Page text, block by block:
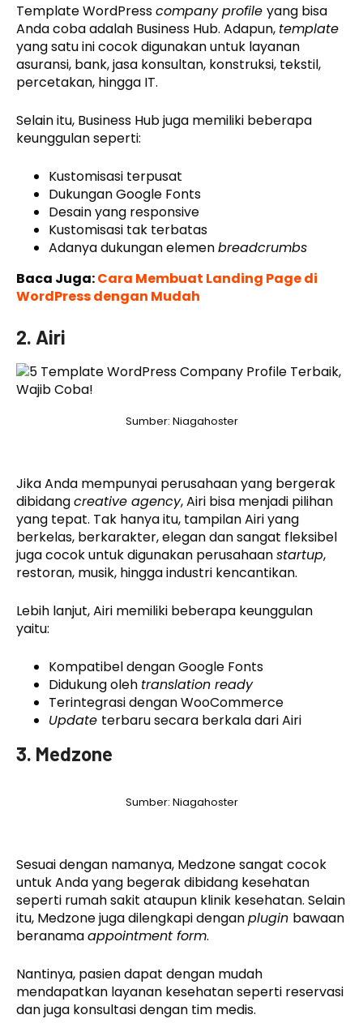
Template WordPresscompany profile yang bisa
Anda coba adalah Business Hub. Adapun, template
yang satu ini cocok digunakan untuk layanan
asuransi, bank, jasa konsultan, konstruksi, tekstil,
percetakan, hingga IT.
Selain itu, Business Hub juga memiliki beberapa
keunggulan seperti:
Kustomisasi terpusat
Dukungan Google Fonts
Desain yang responsive
Kustomisasi tak terbatas
Adanya dukungan elemenbreadcrumbs
Baca Juga:Cara Membuat Landing Page di
WordPress dengan Mudah
2. Airi
Sumber: Niagahoster
Jika Anda mempunyai perusahaan yang bergerak
dibidangcreative agency, Airi bisa menjadi pilihan
yang tepat. Tak hanya itu, tampilan Airi yang
berkelas, berkarakter, elegan dan sangat fleksibel
juga cocok untuk digunakan perusahaanstartup,
restoran, musik, hingga industri kencantikan.
Lebih lanjut, Airi memiliki beberapa keunggulan
yaitu:
Kompatibel dengan Google Fonts
Didukung oleh translation ready
Terintegrasi dengan WooCommerce
Update terbaru secara berkala dari Airi
3. Medzone
Sumber: Niagahoster
Sesuai dengan namanya, Medzone sangat cocok
untuk Anda yang begerak dibidang kesehatan
seperti rumah sakit ataupun klinik kesehatan. Selain
itu, Medzone juga dilengkapi denganplugin bawaan
beranamaappointment form.
Nantinya, pasien dapat dengan mudah
mendapatkan layanan kesehatan seperti reservasi
dan juga konsultasi dengan tim medis.